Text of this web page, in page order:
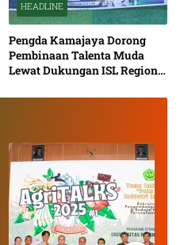
HEADLINE
Pengda Kamajaya Dorong
Pembinaan Talenta Muda
Lewat Dukungan ISL Regional